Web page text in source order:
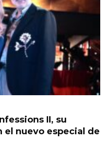
II, su
el nuevo especial de